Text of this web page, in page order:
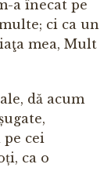
a înecat pe
ci ca un
mea, Mult
dă acum
cei
ca o